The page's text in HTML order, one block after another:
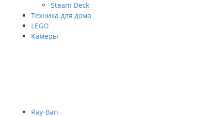
Steam Deck
Техника для дома
LEGO
Камеры
Ray-Ban